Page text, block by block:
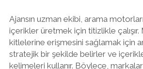
Ajansın uzman ekibi, arama
içerikler üretmek için titizlikle çalışır.
kitlelerine erişmesini sağlamak için
stratejik bir şekilde belirler ve
kelimeleri kullanır. Böylece,